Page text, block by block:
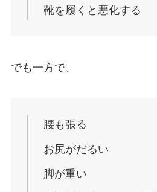
靴を履くと悪化する
でも一方で、
腰も張る
お尻がだるい
脚が重い